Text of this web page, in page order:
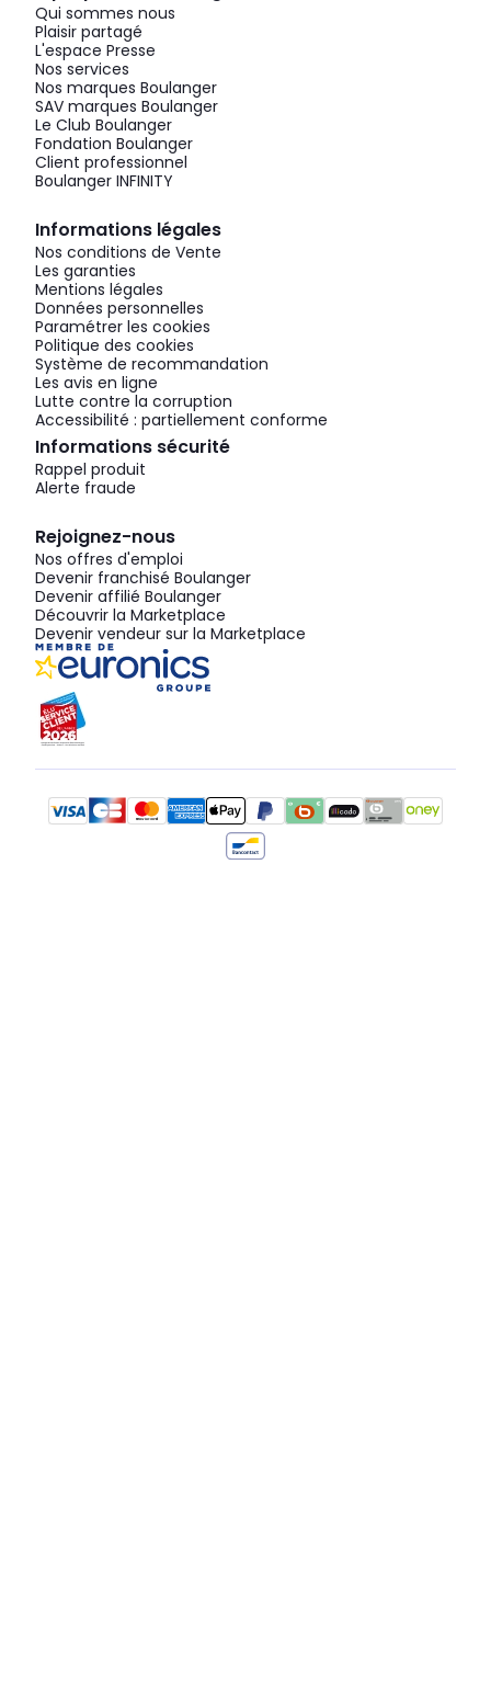
Qui sommes nous
Plaisir partagé
L'espace Presse
Nos services
Nos marques Boulanger
SAV marques Boulanger
Le Club Boulanger
Fondation Boulanger
Client professionnel
Boulanger INFINITY
Informations légales
Nos conditions de Vente
Les garanties
Mentions légales
Données personnelles
Paramétrer les cookies
Politique des cookies
Système de recommandation
Les avis en ligne
Lutte contre la corruption
Accessibilité : partiellement conforme
Informations sécurité
Rappel produit
Alerte fraude
Rejoignez-nous
Nos offres d'emploi
Devenir franchisé Boulanger
Devenir affilié Boulanger
Découvrir la Marketplace
Devenir vendeur sur la Marketplace